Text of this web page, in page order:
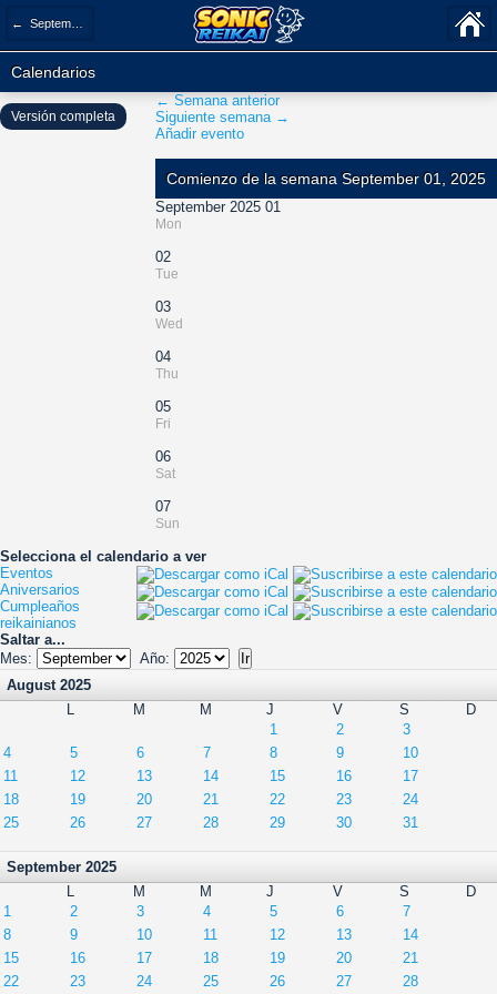
← September 2025
Calendarios
← Semana anterior
Siguiente semana →
Añadir evento
Comienzo de la semana September 01, 2025
September 2025 01
Mon
02
Tue
03
Wed
04
Thu
05
Fri
06
Sat
07
Sun
Selecciona el calendario a ver
Eventos
Aniversarios
Cumpleaños
reikainianos
Saltar a...
Mes:
Año:
August 2025
L
M M J V S
D
1
2
3
4
5 6 7 8 9
10
11
12 13 14 15 16
17
18
19 20 21 22 23
24
25
26 27 28 29 30 31
September 2025
L
M M J V S
D
1
2 3 4 5 6
7
8
9 10 11 12 13
14
15
16 17 18 19 20
21
22
23 24 25 26 27 28
Versión completa